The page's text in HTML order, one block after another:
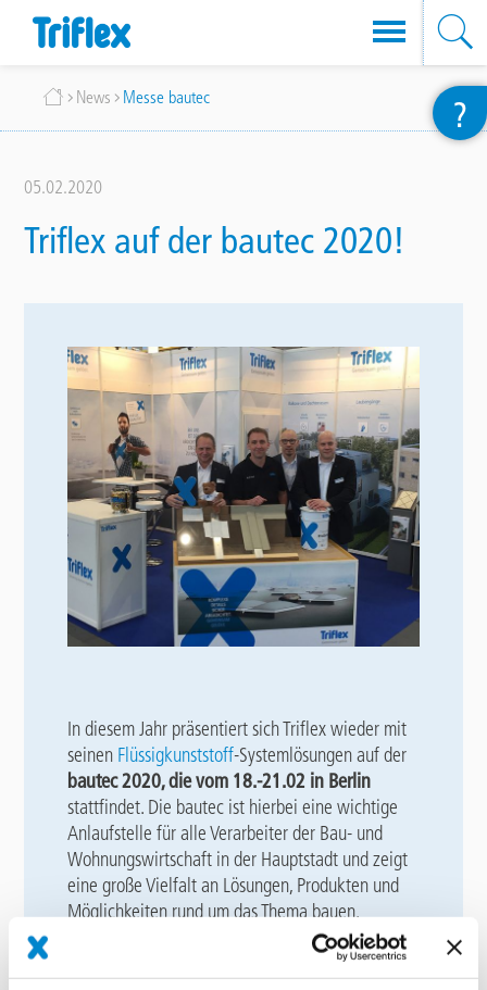
Inhalt
Breadcrumb
News Messe bautec
05.02.2020
Triflex auf der bautec 2020!
In diesem Jahr präsentiert sich Triflex wieder mit
seinen Flüssigkunststoff-Systemlösungen auf der
bautec 2020, die vom 18.-21.02 in Berlin
stattfindet. Die bautec ist hierbei eine wichtige
Anlaufstelle für alle Verarbeiter der Bau- und
Wohnungswirtschaft in der Hauptstadt und zeigt
eine große Vielfalt an Lösungen, Produkten und
Möglichkeiten rund um das Thema bauen.
?